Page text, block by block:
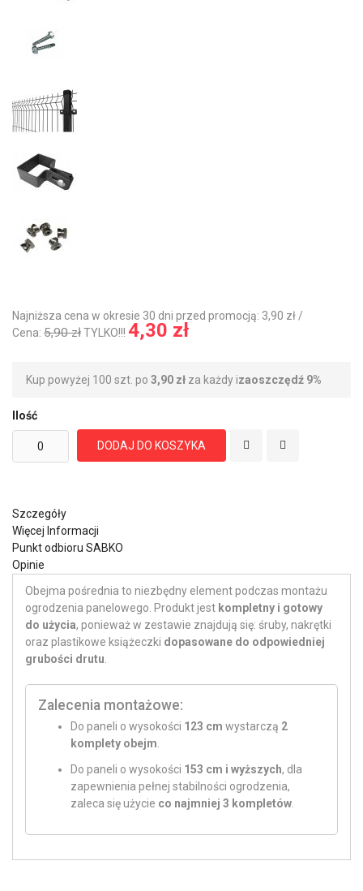
Najniższa cena w okresie 30 dni przed promocją: 3,90 zł /
Cena: 5,90 złTYLKO!!! 4,30 zł
Kup powyżej 100 szt. po3,90 zł za każdy izaoszczędź 9%
Ilość
DODAJ DO KOSZYKA
Szczegóły
Więcej Informacji
Punkt odbioru SABKO
Opinie
Obejma pośrednia to niezbędny element podczas montażu
ogrodzenia panelowego. Produkt jest kompletny i gotowy
do użycia, ponieważ w zestawie znajdują się: śruby, nakrętki
oraz plastikowe książeczki dopasowane do odpowiedniej
grubości drutu
Zalecenia montażowe:
Do paneli o wysokości 123 cm wystarczą 2
komplety obejm
Do paneli o wysokości 153 cm i wyższych, dla
zapewnienia pełnej stabilności ogrodzenia,
zaleca się użycie co najmniej 3 kompletów